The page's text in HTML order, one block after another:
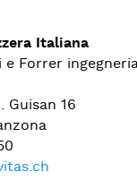
Italiana
e Forrer
Guisan 16